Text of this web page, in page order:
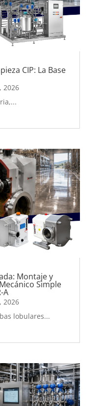
CIP: La Base
2026
Montaje y
Simple
A
2026
lobulares...